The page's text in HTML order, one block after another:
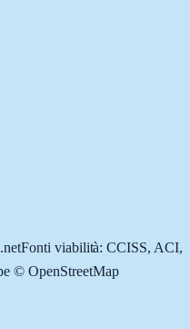
Fonti viabilità: CCISS, ACI,
© OpenStreetMap